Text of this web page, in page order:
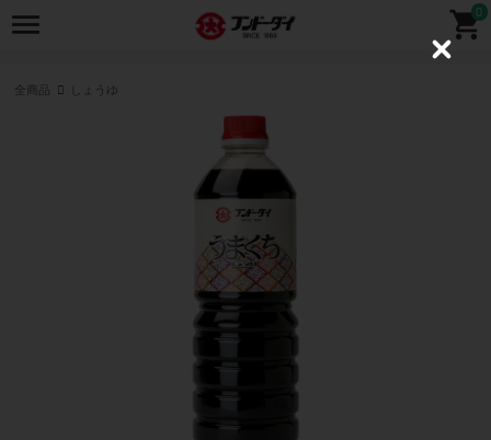
0
全商品 しょうゆ
C